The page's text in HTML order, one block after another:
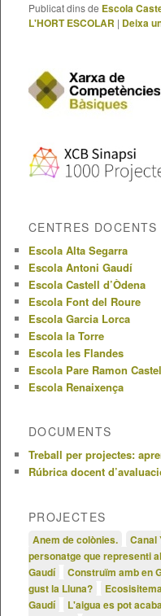
Publicat dins de Escola
L'HORT ESCOLAR | Deixa
CENTRES DOCENTS
Escola Alta Segarra
Escola Antoni Gaudí
Escola Castell d’Òdena
Escola Font del Roure
Escola Garcia Lorca
Escola la Torre
Escola les Flandes
Escola Pare Ramon
Escola Renaixença
DOCUMENTS
Treball per projectes:
Rúbrica docent
PROJECTES
Anem de colònies. Canal
personatge que representi
Gaudí
Construïm amb en
gust la Lluna?
Gaudí
L'aigua es pot